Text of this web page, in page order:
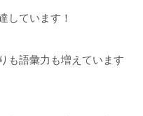
しています！
も語彙力も増えています